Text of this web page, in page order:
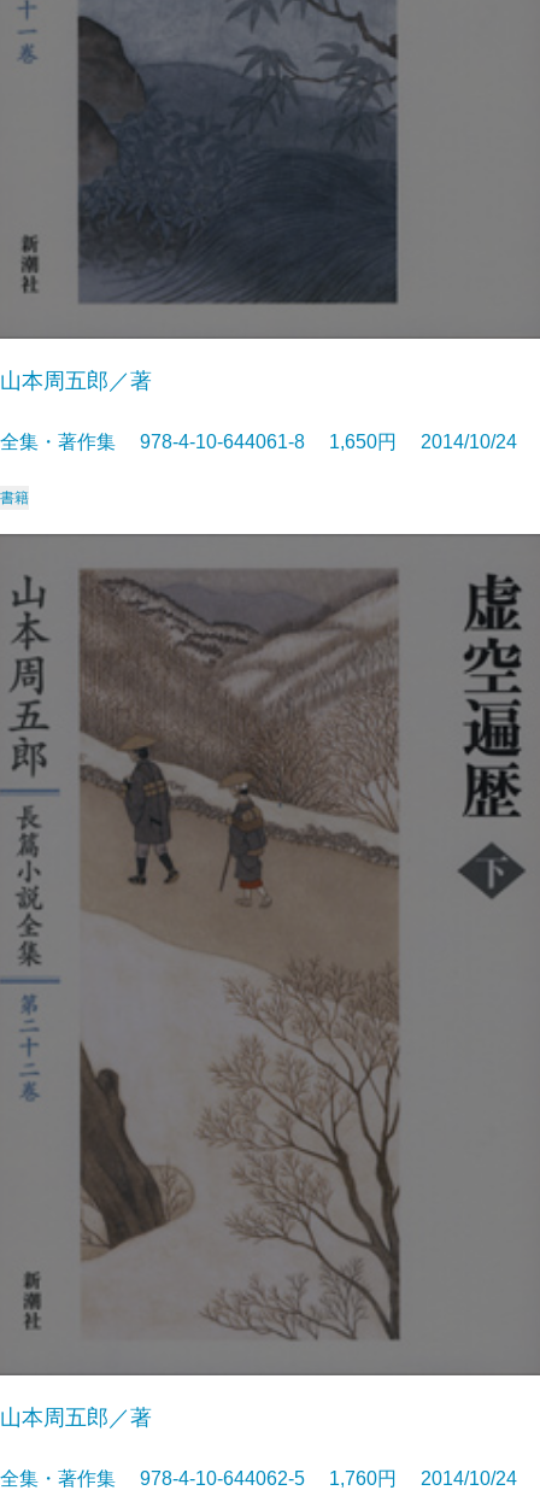
山本周五郎／著
全集・著作集 978-4-10-644061-8 1,650円 2014/10/24
書籍
山本周五郎／著
全集・著作集 978-4-10-644062-5 1,760円 2014/10/24